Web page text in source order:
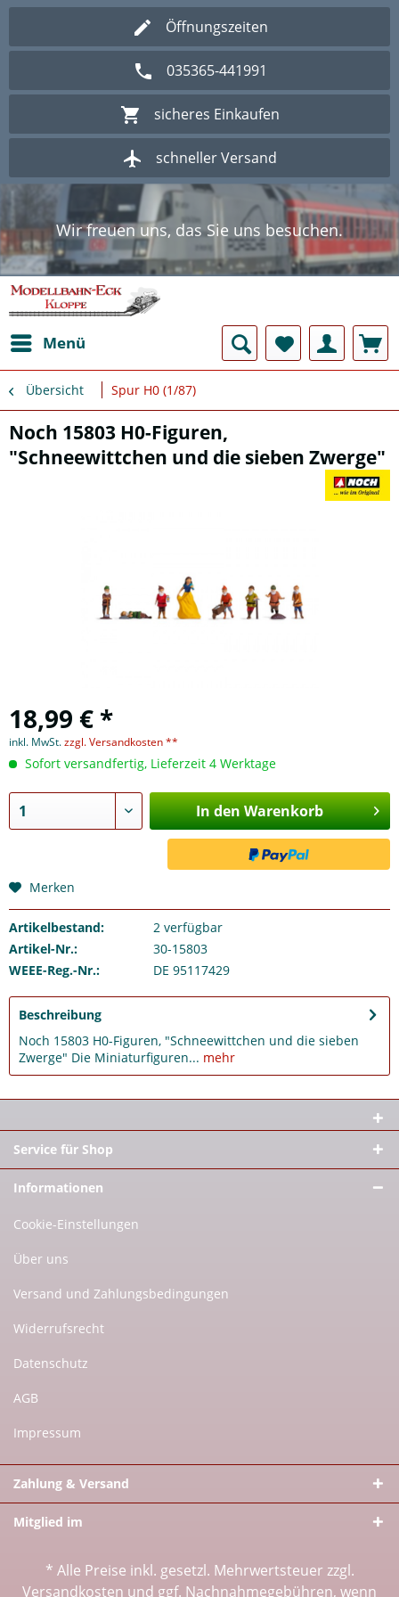
Öffnungszeiten
035365-441991
sicheres Einkaufen
schneller Versand
Wir freuen uns, das Sie uns besuchen.
Herzlich Willkommen im Onlineshop
Modellbahn - Eck Kloppe.
Wir freuen uns, das Sie uns besuchen.
Herzlich Willkommen im Onlineshop
Modellbahn - Eck Kloppe.
Menü
Übersicht Spur H0 (1/87)
Noch 15803 H0-Figuren,
"Schneewittchen und die sieben Zwerge"
18,99 € *
inkl. MwSt.zzgl. Versandkosten **
Sofort versandfertig, Lieferzeit 4 Werktage
In den Warenkorb
Merken
Artikelbestand: 2verfügbar
Artikel-Nr.:
30-15803
WEEE-Reg.-Nr.:
DE 95117429
Beschreibung
Noch 15803 H0-Figuren, "Schneewittchen und die sieben
Zwerge" Die Miniaturfiguren... mehr
Service für Shop
Informationen
Cookie-Einstellungen
Über uns
Versand und Zahlungsbedingungen
Widerrufsrecht
Datenschutz
AGB
Impressum
Zahlung & Versand
Mitglied im
* Alle Preise inkl. gesetzl. Mehrwertsteuer zzgl.
Versandkosten und ggf. Nachnahmegebühren, wenn